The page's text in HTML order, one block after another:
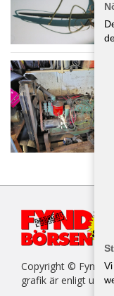
Copyright ©
grafik är enligt